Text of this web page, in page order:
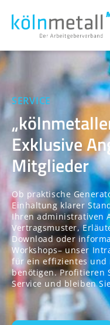
SERVICE
Exklusive
Mitglieder
Ob praktische
Einhaltung klarer
Ihren administrativen
Vertragsmuster,
Download oder
Workshops– unser
für ein effizientes und
benötigen. Profitieren
Service und bleiben